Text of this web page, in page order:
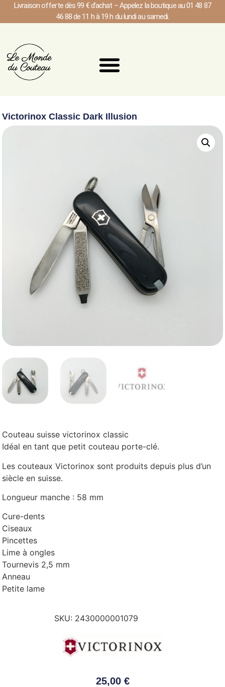
Livraison offerte dès 99 € d’achat – Appelez la boutique au 01 48 87
46 88 de 11 h à 19 h du lundi au samedi.
Victorinox Classic Dark Illusion
Couteau suisse victorinox classic
Idéal en tant que petit couteau porte-clé.
Les couteaux Victorinox sont produits depuis plus d’un
siècle en suisse.
Longueur manche : 58 mm
Cure-dents
Ciseaux
Pincettes
Lime à ongles
Tournevis 2,5 mm
Anneau
Petite lame
SKU: 2430000001079
25,00 €